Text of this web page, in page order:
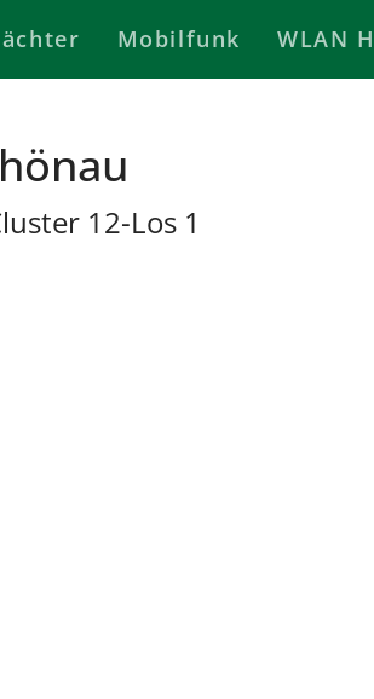
Mobilfunk WLAN
12-Los 1